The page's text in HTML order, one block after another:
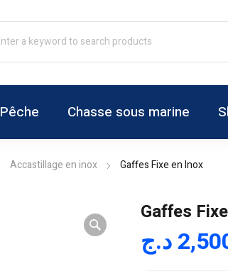
Pêche Chasse sous marine
Accastillage en inox Gaffes Fixe en Inox
Gaffes
د.ج